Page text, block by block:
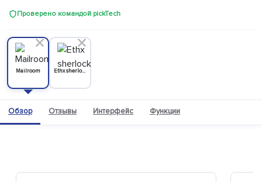
Проверено командой pickTech
Mailroom Ethx sherlock
Обзор Отзывы Интерфейс Функции